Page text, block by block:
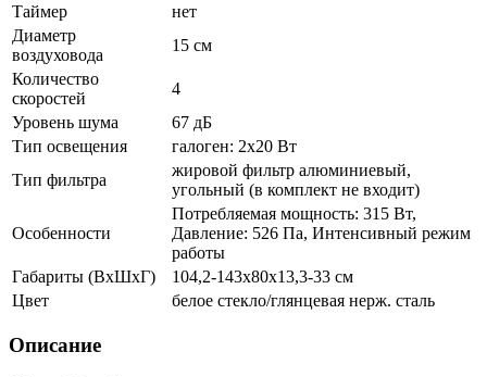
Таймер
нет
Диаметр
воздуховода
15 см
Количество
скоростей
4
Уровень шума
67 дБ
Тип освещения
галоген: 2x20 Вт
Тип фильтра
жировой фильтр алюминиевый,
угольный (в комплект не входит)
Особенности
Потребляемая мощность: 315 Вт,
Давление: 526 Па, Интенсивный режим
работы
Габариты (ВхШхГ)
104,2-143х80х13,3-33 см
Цвет
белое стекло/глянцевая нерж. сталь
Описание